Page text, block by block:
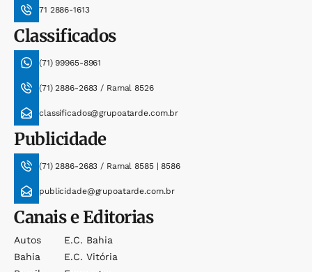
71 2886-1613
Classificados
(71) 99965-8961
(71) 2886-2683 / Ramal 8526
classificados@grupoatarde.com.br
Publicidade
(71) 2886-2683 / Ramal 8585 | 8586
publicidade@grupoatarde.com.br
Canais e Editorias
Autos
Bahia
E.c. Bahia
E.c. Vitória